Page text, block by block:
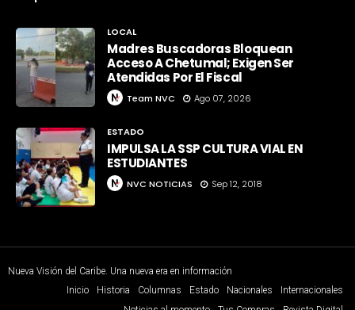
LOCAL
Madres Buscadoras Bloquean
Acceso A Chetumal; Exigen Ser
Atendidas Por El Fiscal
Team NVC Ago 07, 2026
ESTADO
IMPULSA LA SSP CULTURA VIAL EN
ESTUDIANTES
NVC NOTICIAS Sep 12, 2018
Nueva Visión del Caribe. Una nueva era en información
Inicio
Historia Columnas Estado Nacionales
Internacionales